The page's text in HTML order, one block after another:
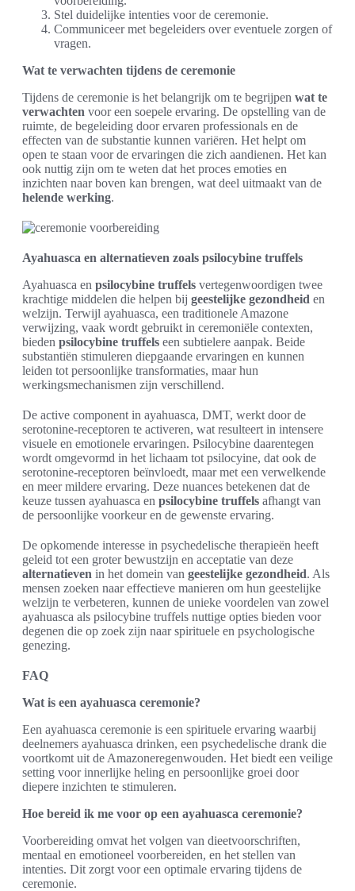
Stel duidelijke intenties voor de ceremonie.
Communiceer met begeleiders over eventuele zorgen of
vragen.
Wat te verwachten tijdens de ceremonie
Tijdens de ceremonie is het belangrijk om te begrijpen wat te
verwachten voor een soepele ervaring. De opstelling van de
ruimte, de begeleiding door ervaren professionals en de
effecten van de substantie kunnen variëren. Het helpt om
open te staan voor de ervaringen die zich aandienen. Het kan
ook nuttig zijn om te weten dat het proces emoties en
inzichten naar boven kan brengen, wat deel uitmaakt van de
helende werking.
Ayahuasca en alternatieven zoals psilocybine truffels
Ayahuasca en psilocybine truffels vertegenwoordigen twee
krachtige middelen die helpen bij geestelijke gezondheid en
welzijn. Terwijl ayahuasca, een traditionele Amazone
verwijzing, vaak wordt gebruikt in ceremoniële contexten,
bieden psilocybine truffels een subtielere aanpak. Beide
substantiën stimuleren diepgaande ervaringen en kunnen
leiden tot persoonlijke transformaties, maar hun
werkingsmechanismen zijn verschillend.
De active component in ayahuasca, DMT, werkt door de
serotonine-receptoren te activeren, wat resulteert in intensere
visuele en emotionele ervaringen. Psilocybine daarentegen
wordt omgevormd in het lichaam tot psilocyine, dat ook de
serotonine-receptoren beïnvloedt, maar met een verwelkende
en meer mildere ervaring. Deze nuances betekenen dat de
keuze tussen ayahuasca en psilocybine truffels afhangt van
de persoonlijke voorkeur en de gewenste ervaring.
De opkomende interesse in psychedelische therapieën heeft
geleid tot een groter bewustzijn en acceptatie van deze
alternatieven in het domein van geestelijke gezondheid. Als
mensen zoeken naar effectieve manieren om hun geestelijke
welzijn te verbeteren, kunnen de unieke voordelen van zowel
ayahuasca als psilocybine truffels nuttige opties bieden voor
degenen die op zoek zijn naar spirituele en psychologische
genezing.
FAQ
Wat is een ayahuasca ceremonie?
Een ayahuasca ceremonie is een spirituele ervaring waarbij
deelnemers ayahuasca drinken, een psychedelische drank die
voortkomt uit de Amazoneregenwouden. Het biedt een veilige
setting voor innerlijke heling en persoonlijke groei door
diepere inzichten te stimuleren.
Hoe bereid ik me voor op een ayahuasca ceremonie?
Voorbereiding omvat het volgen van dieetvoorschriften,
mentaal en emotioneel voorbereiden, en het stellen van
intenties. Dit zorgt voor een optimale ervaring tijdens de
ceremonie.